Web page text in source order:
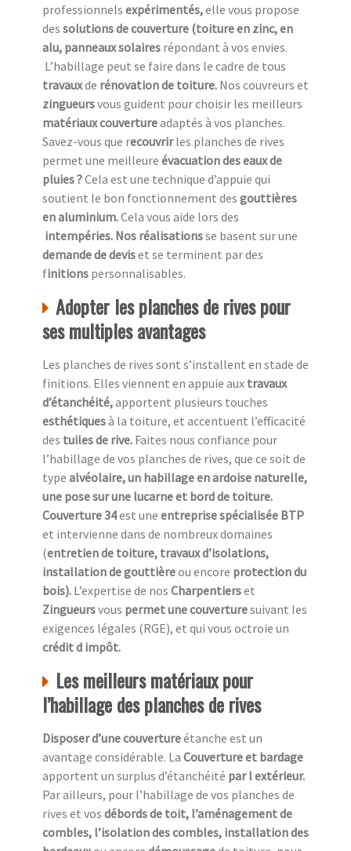
professionnels expérimentés,elle vous propose
des solutions de couverture (toiture en zinc, en
alu, panneaux solaires répondant à vos envies.
L’habillage peut se faire dans le cadre de tous
travauxde rénovation de toiture. Nos couvreurs et
zingueursvous guident pour choisir les meilleurs
matériaux couvertureadaptés à vos planches.
Savez-vous que recouvrirles planches de rives
permet une meilleure évacuation des eaux de
pluies ?Cela est une technique d’appuie qui
soutient le bon fonctionnement des gouttières
en aluminium.Cela vous aide lors des
intempéries. Nos réalisationsse basent sur une
demande de deviset se terminent par des
finitions personnalisables.
Adopter les planches de rives pour
ses multiples avantages
Les planches de rives sont s’installent en stade de
finitions. Elles viennent en appuie aux travaux
d’étanchéité,apportent plusieurs touches
esthétiquesà la toiture, et accentuent l’efficacité
des tuiles de rive. Faites nous confiance pour
l’habillage de vos planches de rives, que ce soit de
type alvéolaire, un habillage en ardoise naturelle,
une pose sur une lucarne et bord de toiture.
Couverture 34est une entreprise spécialisée BTP
et intervienne dans de nombreux domaines
(entretien de toiture, travaux d’isolations,
installation de gouttièreou encore protection du
bois). L’expertise de nos Charpentierset
Zingueursvous permet une couverturesuivant les
exigences légales (RGE), et qui vous octroie un
crédit d impôt.
Les meilleurs matériaux pour
l’habillage des planches de rives
Disposer d’une couvertureétanche est un
avantage considérable. La Couverture et bardage
apportent un surplus d’étanchéité par l extérieur.
Par ailleurs, pour l’habillage de vos planches de
rives et vos débords de toit, l’aménagement de
combles, l’isolation des combles, installation des